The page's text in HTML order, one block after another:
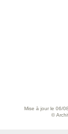
Mise à jour le 06/
©